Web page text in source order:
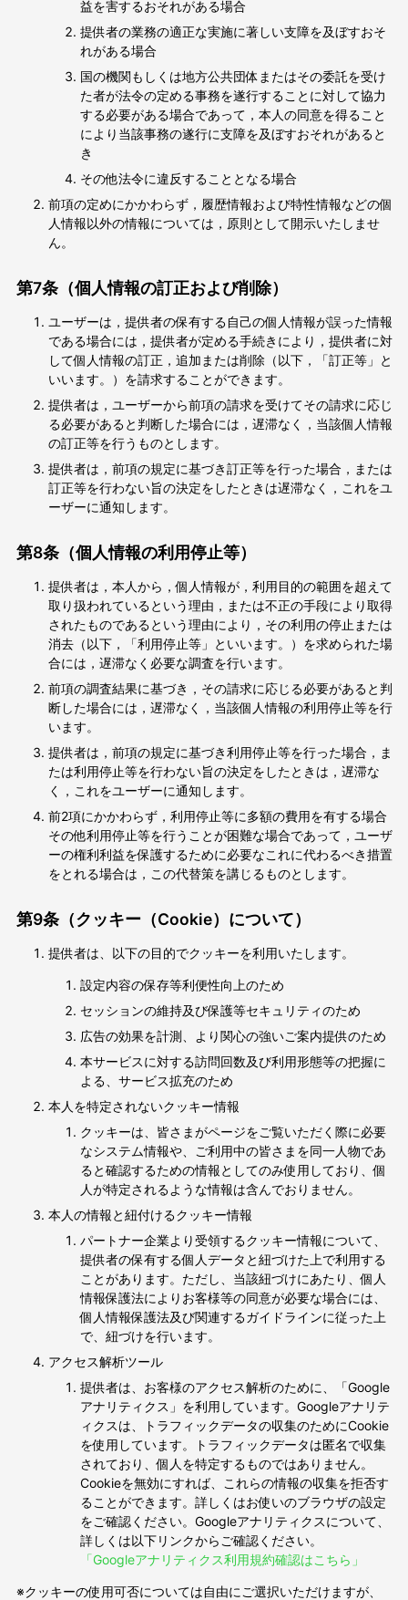
益を害するおそれがある場合
提供者の業務の適正な実施に著しい支障を及ぼすおそ
れがある場合
国の機関もしくは地方公共団体またはその委託を受け
た者が法令の定める事務を遂行することに対して協力
する必要がある場合であって，本人の同意を得ること
により当該事務の遂行に支障を及ぼすおそれがあると
き
その他法令に違反することとなる場合
前項の定めにかかわらず，履歴情報および特性情報などの個
人情報以外の情報については，原則として開示いたしませ
ん。
第7条（個人情報の訂正および削除）
ユーザーは，提供者の保有する自己の個人情報が誤った情報
である場合には，提供者が定める手続きにより，提供者に対
して個人情報の訂正，追加または削除（以下，「訂正等」と
いいます。）を請求することができます。
提供者は，ユーザーから前項の請求を受けてその請求に応じ
る必要があると判断した場合には，遅滞なく，当該個人情報
の訂正等を行うものとします。
提供者は，前項の規定に基づき訂正等を行った場合，または
訂正等を行わない旨の決定をしたときは遅滞なく，これをユ
ーザーに通知します。
第8条（個人情報の利用停止等）
提供者は，本人から，個人情報が，利用目的の範囲を超えて
取り扱われているという理由，または不正の手段により取得
されたものであるという理由により，その利用の停止または
消去（以下，「利用停止等」といいます。）を求められた場
合には，遅滞なく必要な調査を行います。
前項の調査結果に基づき，その請求に応じる必要があると判
断した場合には，遅滞なく，当該個人情報の利用停止等を行
います。
提供者は，前項の規定に基づき利用停止等を行った場合，ま
たは利用停止等を行わない旨の決定をしたときは，遅滞な
く，これをユーザーに通知します。
前2項にかかわらず，利用停止等に多額の費用を有する場合
その他利用停止等を行うことが困難な場合であって，ユーザ
ーの権利利益を保護するために必要なこれに代わるべき措置
をとれる場合は，この代替策を講じるものとします。
第9条（クッキー（Cookie）について）
提供者は、以下の目的でクッキーを利用いたします。
設定内容の保存等利便性向上のため
セッションの維持及び保護等セキュリティのため
広告の効果を計測、より関心の強いご案内提供のため
本サービスに対する訪問回数及び利用形態等の把握に
よる、サービス拡充のため
本人を特定されないクッキー情報
クッキーは、皆さまがページをご覧いただく際に必要
なシステム情報や、ご利用中の皆さまを同一人物であ
ると確認するための情報としてのみ使用しており、個
人が特定されるような情報は含んでおりません。
本人の情報と紐付けるクッキー情報
パートナー企業より受領するクッキー情報について、
提供者の保有する個人データと紐づけた上で利用する
ことがあります。ただし、当該紐づけにあたり、個人
情報保護法によりお客様等の同意が必要な場合には、
個人情報保護法及び関連するガイドラインに従った上
で、紐づけを行います。
アクセス解析ツール
提供者は、お客様のアクセス解析のために、「Google
アナリティクス」を利用しています。Googleアナリテ
ィクスは、トラフィックデータの収集のためにCookie
を使用しています。トラフィックデータは匿名で収集
されており、個人を特定するものではありません。
Cookieを無効にすれば、これらの情報の収集を拒否す
ることができます。詳しくはお使いのブラウザの設定
をご確認ください。Googleアナリティクスについて、
詳しくは以下リンクからご確認ください。
「Googleアナリティクス利用規約確認はこちら」
※クッキーの使用可否については自由にご選択いただけますが、